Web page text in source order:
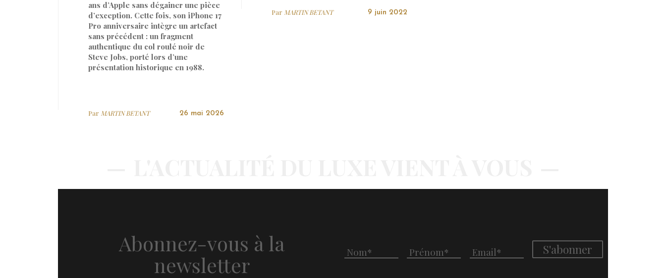
ans d’Apple sans dégainer une pièce
d’exception. Cette fois, son iPhone 17
Pro anniversaire intègre un artefact
sans précédent : un fragment
authentique du col roulé noir de
Steve Jobs, porté lors d’une
présentation historique en 1988.
Par MARTIN BETANT 26 mai 2026
Par MARTIN BETANT 9 juin 2022
Abonnez-vous à la
newsletter